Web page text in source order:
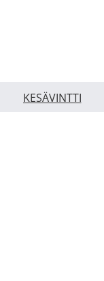
KESÄVINTTI